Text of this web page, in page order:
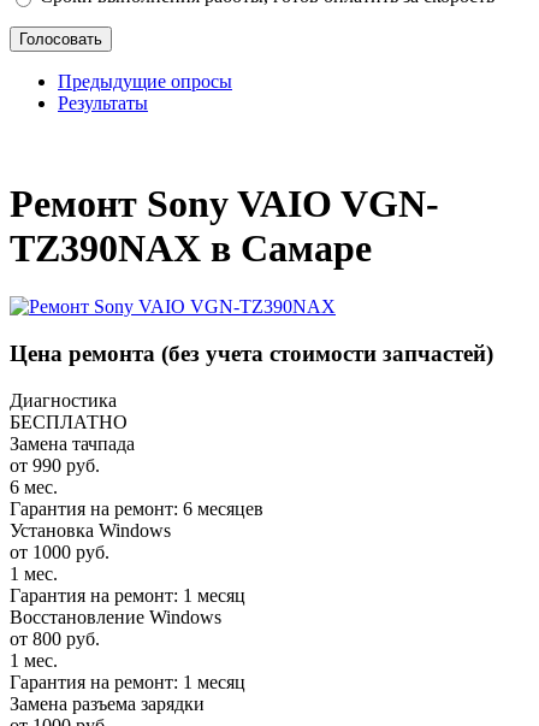
Предыдущие опросы
Результаты
Ремонт Sony VAIO VGN-
TZ390NAX в Самаре
Цена ремонта (без учета стоимости запчастей)
Диагностика
БЕСПЛАТНО
Замена тачпада
от 990 руб.
6 мес.
Гарантия на ремонт: 6 месяцев
Установка Windows
от 1000 руб.
1 мес.
Гарантия на ремонт: 1 месяц
Восстановление Windows
от 800 руб.
1 мес.
Гарантия на ремонт: 1 месяц
Замена разъема зарядки